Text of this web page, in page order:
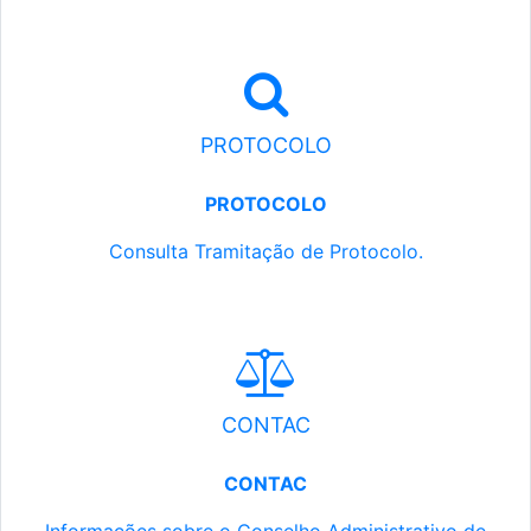
PROTOCOLO
PROTOCOLO
Consulta Tramitação de Protocolo.
CONTAC
CONTAC